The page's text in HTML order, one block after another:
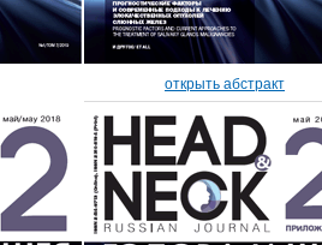
открыть абстракт